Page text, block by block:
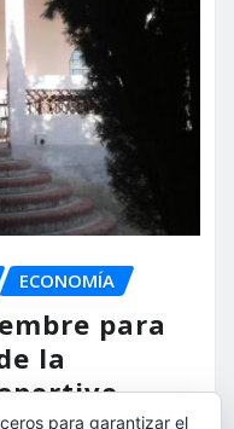
ECONOMÍA
para
la
para garantizar el